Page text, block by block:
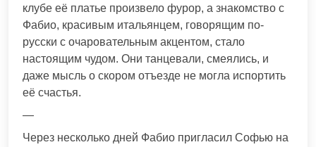
клубе её платье произвело фурор, а знакомство с
Фабио, красивым итальянцем, говорящим по-
русски с очаровательным акцентом, стало
настоящим чудом. Они танцевали, смеялись, и
даже мысль о скором отъезде не могла испортить
её счастья.
—
Через несколько дней Фабио пригласил Софью на